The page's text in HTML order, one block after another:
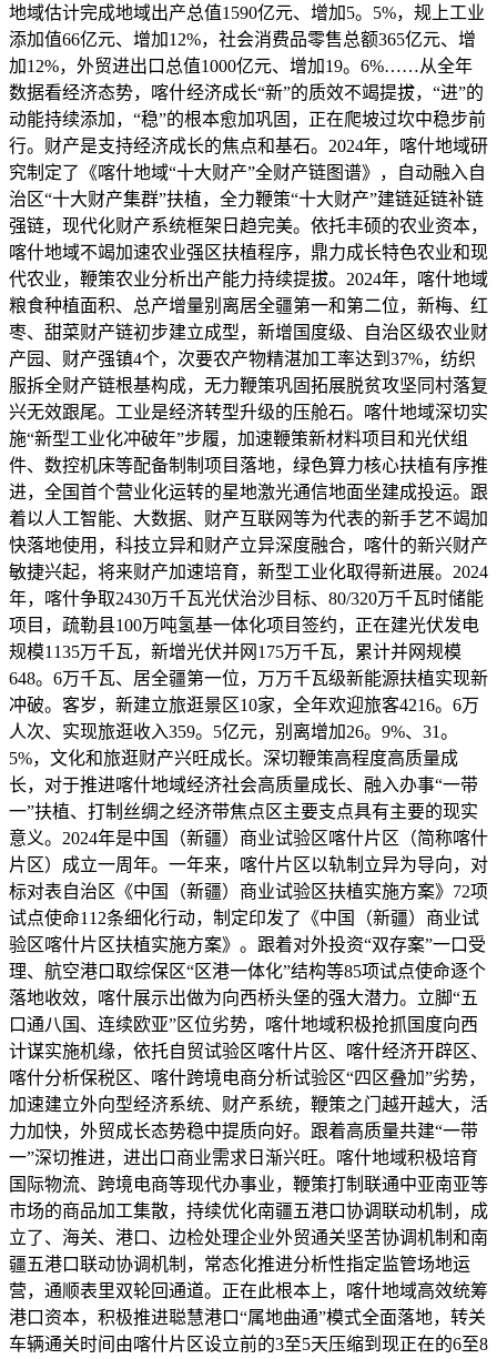
地域估计完成地域出产总值1590亿元、增加5。5%，规上工业
添加值66亿元、增加12%，社会消费品零售总额365亿元、增
加12%，外贸进出口总值1000亿元、增加19。6%……从全年
数据看经济态势，喀什经济成长“新”的质效不竭提拔，“进”的
动能持续添加，“稳”的根本愈加巩固，正在爬坡过坎中稳步前
行。财产是支持经济成长的焦点和基石。2024年，喀什地域研
究制定了《喀什地域“十大财产”全财产链图谱》，自动融入自
治区“十大财产集群”扶植，全力鞭策“十大财产”建链延链补链
强链，现代化财产系统框架日趋完美。依托丰硕的农业资本，
喀什地域不竭加速农业强区扶植程序，鼎力成长特色农业和现
代农业，鞭策农业分析出产能力持续提拔。2024年，喀什地域
粮食种植面积、总产增量别离居全疆第一和第二位，新梅、红
枣、甜菜财产链初步建立成型，新增国度级、自治区级农业财
产园、财产强镇4个，次要农产物精湛加工率达到37%，纺织
服拆全财产链根基构成，无力鞭策巩固拓展脱贫攻坚同村落复
兴无效跟尾。工业是经济转型升级的压舱石。喀什地域深切实
施“新型工业化冲破年”步履，加速鞭策新材料项目和光伏组
件、数控机床等配备制制项目落地，绿色算力核心扶植有序推
进，全国首个营业化运转的星地激光通信地面坐建成投运。跟
着以人工智能、大数据、财产互联网等为代表的新手艺不竭加
快落地使用，科技立异和财产立异深度融合，喀什的新兴财产
敏捷兴起，将来财产加速培育，新型工业化取得新进展。2024
年，喀什争取2430万千瓦光伏治沙目标、80/320万千瓦时储能
项目，疏勒县100万吨氢基一体化项目签约，正在建光伏发电
规模1135万千瓦，新增光伏并网175万千瓦，累计并网规模
648。6万千瓦、居全疆第一位，万万千瓦级新能源扶植实现新
冲破。客岁，新建立旅逛景区10家，全年欢迎旅客4216。6万
人次、实现旅逛收入359。5亿元，别离增加26。9%、31。
5%，文化和旅逛财产兴旺成长。深切鞭策高程度高质量成
长，对于推进喀什地域经济社会高质量成长、融入办事“一带
一”扶植、打制丝绸之经济带焦点区主要支点具有主要的现实
意义。2024年是中国（新疆）商业试验区喀什片区（简称喀什
片区）成立一周年。一年来，喀什片区以轨制立异为导向，对
标对表自治区《中国（新疆）商业试验区扶植实施方案》72项
试点使命112条细化行动，制定印发了《中国（新疆）商业试
验区喀什片区扶植实施方案》。跟着对外投资“双存案”一口受
理、航空港口取综保区“区港一体化”结构等85项试点使命逐个
落地收效，喀什展示出做为向西桥头堡的强大潜力。立脚“五
口通八国、连续欧亚”区位劣势，喀什地域积极抢抓国度向西
计谋实施机缘，依托自贸试验区喀什片区、喀什经济开辟区、
喀什分析保税区、喀什跨境电商分析试验区“四区叠加”劣势，
加速建立外向型经济系统、财产系统，鞭策之门越开越大，活
力加快，外贸成长态势稳中提质向好。跟着高质量共建“一带
一”深切推进，进出口商业需求日渐兴旺。喀什地域积极培育
国际物流、跨境电商等现代办事业，鞭策打制联通中亚南亚等
市场的商品加工集散，持续优化南疆五港口协调联动机制，成
立了、海关、港口、边检处理企业外贸通关坚苦协调机制和南
疆五港口联动协调机制，常态化推进分析性指定监管场地运
营，通顺表里双轮回通道。正在此根本上，喀什地域高效统筹
港口资本，积极推进聪慧港口“属地曲通”模式全面落地，转关
车辆通关时间由喀什片区设立前的3至5天压缩到现正在的6至8